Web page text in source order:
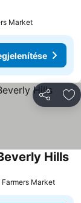
Market
Hills
Market